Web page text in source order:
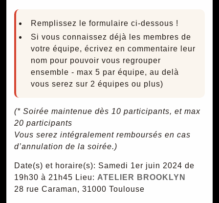
Remplissez le formulaire ci-dessous !
Si vous connaissez déjà les membres de
votre équipe, écrivez en commentaire leur
nom pour pouvoir vous regrouper
ensemble - max 5 par équipe, au delà
vous serez sur 2 équipes ou plus)
(* Soirée maintenue dès 10 participants, et max
20 participants
Vous serez intégralement remboursés en cas
d’annulation de la soirée.)
Date(s) et horaire(s): Samedi 1er juin 2024 de
19h30 à 21h45 Lieu: ATELIER BROOKLYN
28 rue Caraman, 31000 Toulouse